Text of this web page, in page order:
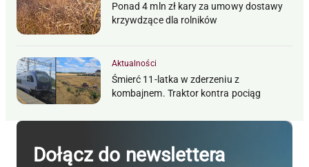
Ponad 4 mln zł kary za umowy dostawy
krzywdzące dla rolników
Aktualności
Śmierć 11-latka w zderzeniu z
kombajnem. Traktor kontra pociąg
Dołącz do newslettera